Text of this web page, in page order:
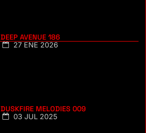
DEEP AVENUE 186
27 ENE 2026
DUSKFIRE MELODIES 009
03 JUL 2025